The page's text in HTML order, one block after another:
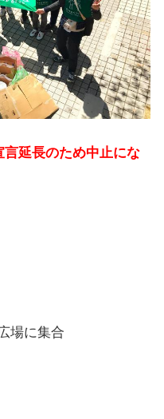
延長のため中止にな
場に集合